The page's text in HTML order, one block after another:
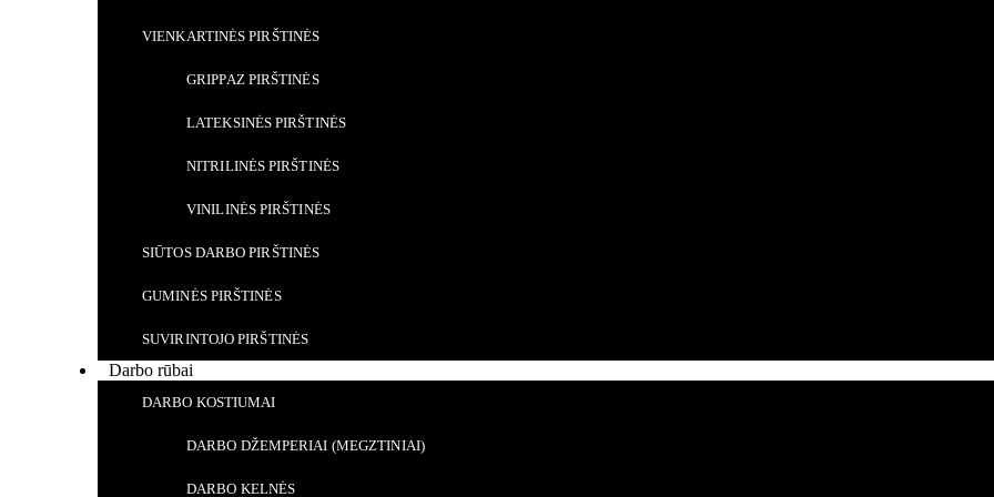
VIENKARTINĖS PIRŠTINĖS
GRIPPAZ PIRŠTINĖS
LATEKSINĖS PIRŠTINĖS
NITRILINĖS PIRŠTINĖS
VINILINĖS PIRŠTINĖS
SIŪTOS DARBO PIRŠTINĖS
GUMINĖS PIRŠTINĖS
SUVIRINTOJO PIRŠTINĖS
Darbo rūbai
DARBO KOSTIUMAI
DARBO DŽEMPERIAI (MEGZTINIAI)
DARBO KELNĖS